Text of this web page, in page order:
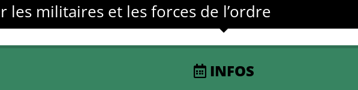
les militaires et les forces de l’ordre
INFOS